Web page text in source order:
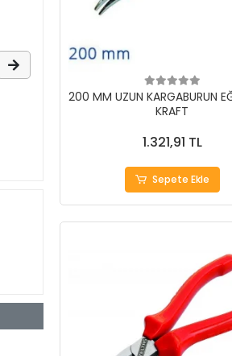
200 MM UZUN KARGABURUN
KRAFT
1.321,91 TL
Sepete Ekle